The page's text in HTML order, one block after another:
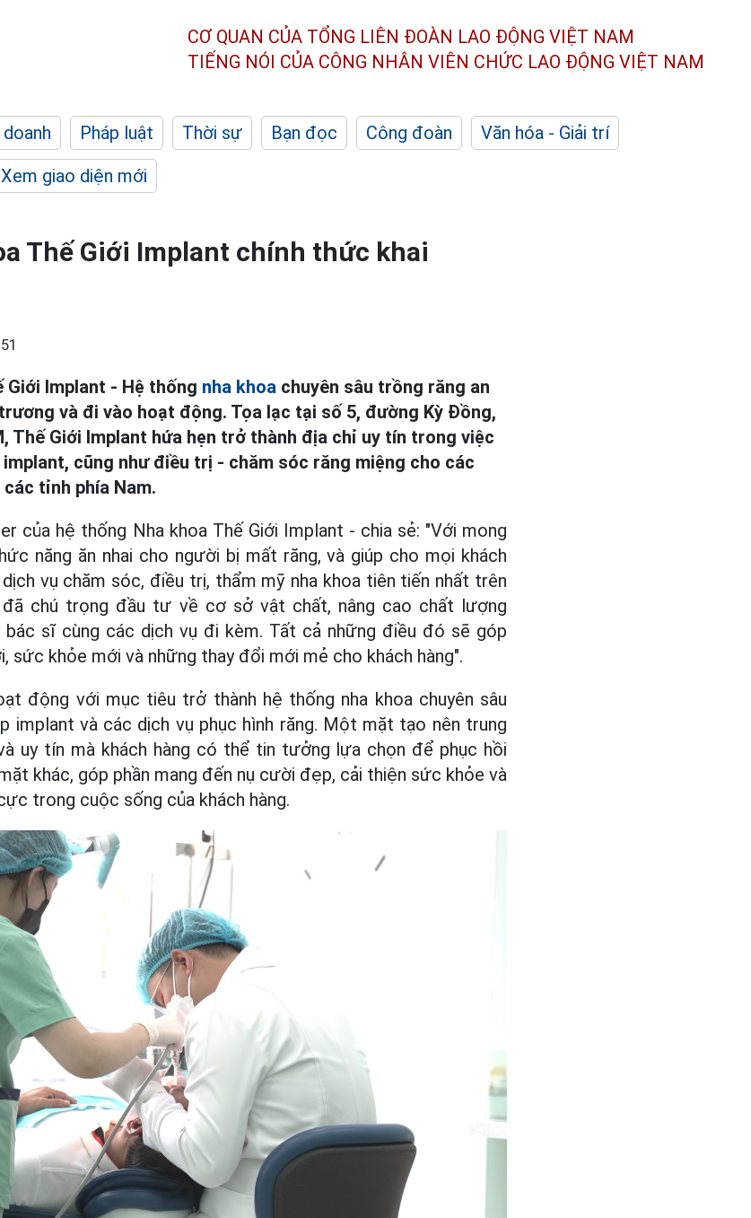
CƠ QUAN CỦA TỔNG LIÊN ĐOÀN LAO ĐỘNG VIỆT NAM
TIẾNG NÓI CỦA CÔNG NHÂN VIÊN CHỨC LAO ĐỘNG VIỆT NAM
doanh Pháp luật Thời sự Bạn đọc Công đoàn
Văn hóa - Giải trí
Xem giao diện mới
Thế Giới Implant chính thức khai
Giới Implant - Hệ thống nha khoa chuyên sâu trồng răng an
và đi vào hoạt động. Tọa lạc tại số 5, đường Kỳ Đồng,
Thế Giới Implant hứa hẹn trở thành địa chỉ uy tín trong việc
cũng như điều trị - chăm sóc răng miệng cho các
tỉnh phía Nam.
của hệ thống Nha khoa Thế Giới Implant - chia sẻ: "Với mong
năng ăn nhai cho người bị mất răng, và giúp cho mọi khách
vụ chăm sóc, điều trị, thẩm mỹ nha khoa tiên tiến nhất trên
chú trọng đầu tư về cơ sở vật chất, nâng cao chất lượng
bác sĩ cùng các dịch vụ đi kèm. Tất cả những điều đó sẽ góp
sức khỏe mới và những thay đổi mới mẻ cho khách hàng".
động với mục tiêu trở thành hệ thống nha khoa chuyên sâu
implant và các dịch vụ phục hình răng. Một mặt tạo nên trung
uy tín mà khách hàng có thể tin tưởng lựa chọn để phục hồi
khác, góp phần mang đến nụ cười đẹp, cải thiện sức khỏe và
trong cuộc sống của khách hàng.